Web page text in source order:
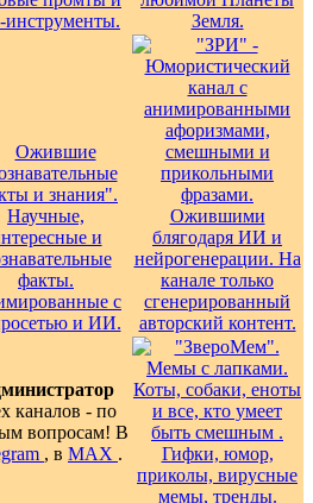
каналов - по
вопросам! В
, в MAX .